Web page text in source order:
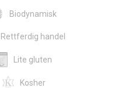
Biodynamisk
Rettferdig handel
Lite gluten
Kosher